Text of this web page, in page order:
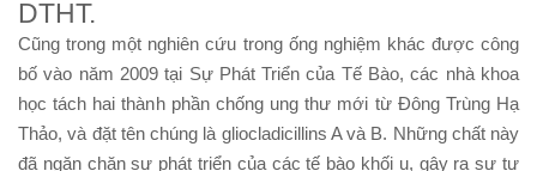
DTHT.
Cũng trong một nghiên cứu trong ống nghiệm khác được công
bố vào năm 2009 tại Sự Phát Triển của Tế Bào, các nhà khoa
học tách hai thành phần chống ung thư mới từ Đông Trùng Hạ
Thảo, và đặt tên chúng là gliocladicillins A và B. Những chất này
đã ngăn chặn sự phát triển của các tế bào khối u, gây ra sự tự